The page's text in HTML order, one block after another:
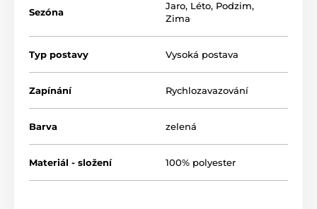
Sezóna
Jaro, Léto, Podzim,
Zima
Typ postavy Vysoká postava
Zapínání Rychlozavazování
Barva zelená
Materiál - složení 100% polyester